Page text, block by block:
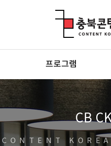
프로그램
CB
CONTENT